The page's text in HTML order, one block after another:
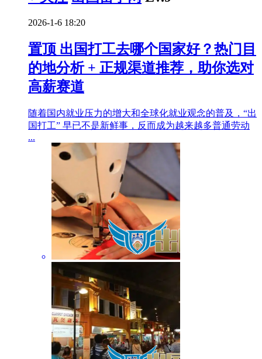
2026-1-6 18:20
置顶 出国打工去哪个国家好？热门目
的地分析 + 正规渠道推荐，助你选对
高薪赛道
随着国内就业压力的增大和全球化就业观念的普及，“出
国打工” 早已不是新鲜事，反而成为越来越多普通劳动
...